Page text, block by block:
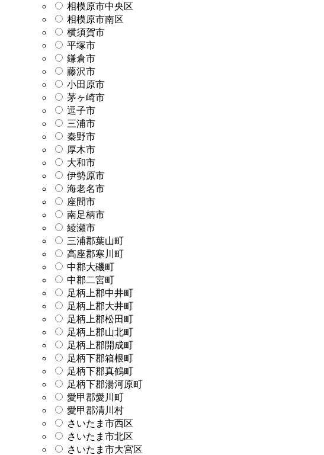
相模原市中央区
相模原市南区
横須賀市
平塚市
鎌倉市
藤沢市
小田原市
茅ヶ崎市
逗子市
三浦市
秦野市
厚木市
大和市
伊勢原市
海老名市
座間市
南足柄市
綾瀬市
三浦郡葉山町
高座郡寒川町
中郡大磯町
中郡二宮町
足柄上郡中井町
足柄上郡大井町
足柄上郡松田町
足柄上郡山北町
足柄上郡開成町
足柄下郡箱根町
足柄下郡真鶴町
足柄下郡湯河原町
愛甲郡愛川町
愛甲郡清川村
さいたま市西区
さいたま市北区
さいたま市大宮区